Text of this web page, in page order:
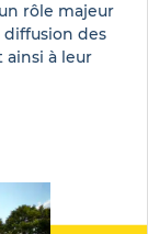
rôle majeur
des
ainsi à leur